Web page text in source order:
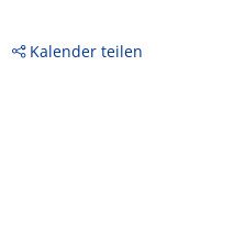
Kalender teilen